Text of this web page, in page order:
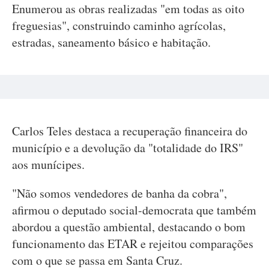
Enumerou as obras realizadas "em todas as oito
freguesias", construindo caminho agrícolas,
estradas, saneamento básico e habitação.
Carlos Teles destaca a recuperação financeira do
município e a devolução da "totalidade do IRS"
aos munícipes.
"Não somos vendedores de banha da cobra",
afirmou o deputado social-democrata que também
abordou a questão ambiental, destacando o bom
funcionamento das ETAR e rejeitou comparações
com o que se passa em Santa Cruz.